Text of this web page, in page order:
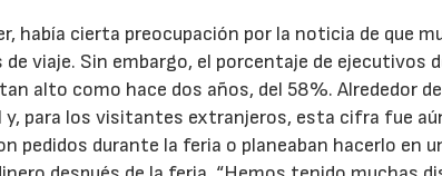
había cierta preocupación por la noticia de que
viaje. Sin embargo, el porcentaje de ejecutivos
alto como hace dos años, del 58%. Alrededor
y, para los visitantes extranjeros, esta cifra fue
pedidos durante la feria o planeaban hacerlo en
28/07/2026